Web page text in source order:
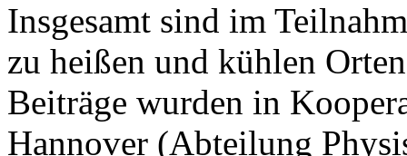
Insgesamt sind im
zu heißen und kühlen
Beiträge wurden in
Hannover (Abteilung